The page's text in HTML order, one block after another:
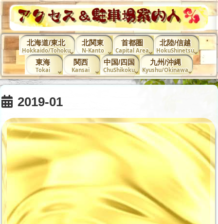
北海道/東北
Hokkaido/Tohoku
北関東
N-Kanto
首都圏
Capital Area
北陸/信越
HokuShinetsu
東海
Tokai
関西
Kansai
中国/四国
ChuShikoku
九州/沖縄
Kyushu/Okinawa
2019-01